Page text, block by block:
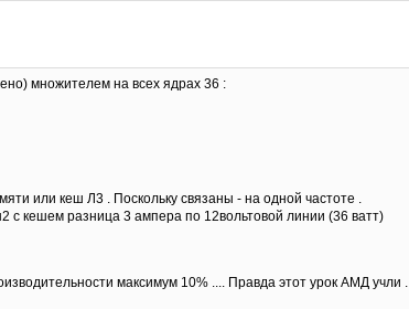
множителем на всех ядрах 36 :
или кеш Л3 . Поскольку связаны - на одной частоте .
кешем разница 3 ампера по 12вольтовой линии (36 ватт)
максимум 10% .... Правда этот урок АМД учли .